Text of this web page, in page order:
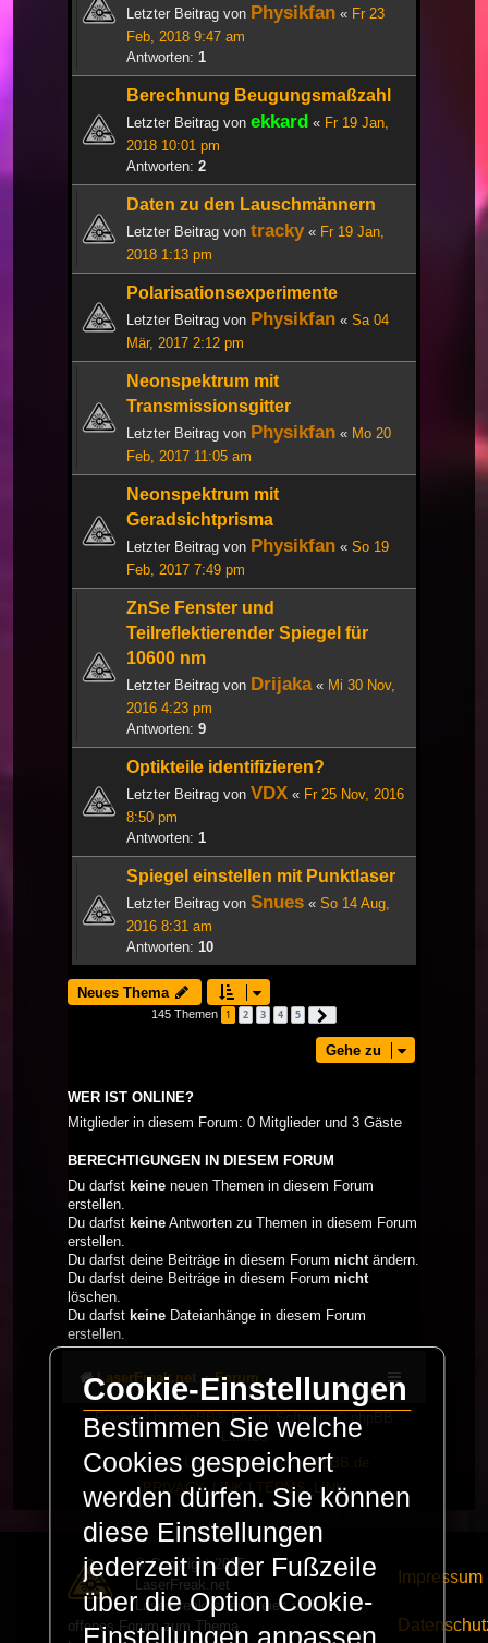
Letzter Beitrag von Physikfan « Fr 23
Feb, 2018 9:47 am
Antworten: 1
Berechnung Beugungsmaßzahl
Letzter Beitrag von ekkard « Fr 19 Jan,
2018 10:01 pm
Antworten: 2
Daten zu den Lauschmännern
Letzter Beitrag von tracky« Fr 19 Jan,
2018 1:13 pm
Polarisationsexperimente
Letzter Beitrag von Physikfan « Sa 04
Mär, 2017 2:12 pm
Neonspektrum mit
Transmissionsgitter
Letzter Beitrag von Physikfan « Mo 20
Feb, 2017 11:05 am
Neonspektrum mit
Geradsichtprisma
Letzter Beitrag von Physikfan « So 19
Feb, 2017 7:49 pm
ZnSe Fenster und
Teilreflektierender Spiegel für
10600 nm
Letzter Beitrag von Drijaka« Mi 30 Nov,
2016 4:23 pm
Antworten: 9
Optikteile identifizieren?
Letzter Beitrag von VDX « Fr 25 Nov, 2016
8:50 pm
Antworten: 1
Spiegel einstellen mit Punktlaser
Letzter Beitrag von Snues « So 14 Aug,
2016 8:31 am
Antworten: 10
Neues Thema
145 Themen 1 2 3 4 5
Gehe zu
WER IST ONLINE?
Mitglieder in diesem Forum: 0 Mitglieder und 3 Gäste
BERECHTIGUNGEN IN DIESEM FORUM
Du darfst keine neuen Themen in diesem Forum
erstellen.
Du darfst keine Antworten zu Themen in diesem Forum
erstellen.
Du darfst deine Beiträge in diesem Forum nichtändern.
Du darfst deine Beiträge in diesem Forum nicht
löschen.
Du darfst keine Dateianhänge in diesem Forum
erstellen.
LaserFreak.net Forum
Powered by phpBB
® Forum Software © phpBB
Limited
Deutsche Übersetzung durchphpBB.de
PRIVACY_LINK| TERMS_LINK
© Copyright 2025 -
LaserFreak.net
LaserFreak ist ein freies und
offenes Forum zum Thema
Impressum
Cookie-Einstellungen
Bestimmen Sie welche
Cookies gespeichert
werden dürfen. Sie können
diese Einstellungen
jederzeit in der Fußzeile
über die Option Cookie-
Einstellungen anpassen.